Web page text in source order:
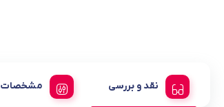
نقد و بررسی مشخصات